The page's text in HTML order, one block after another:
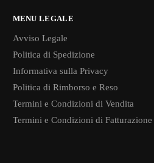
MENU LEGALE
Avviso Legale
Politica di Spedizione
Informativa sulla Privacy
Politica di Rimborso e Reso
Termini e Condizioni di Vendita
Termini e Condizioni di Fatturazione